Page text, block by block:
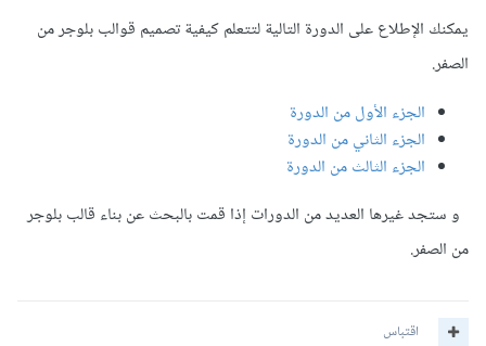
يمكنك الإطلاع على الدورة التالية لتتعلم كيفية تصميم قوالب بلوجر من
الصفر.
الجزء الأول من الدورة
الجزء الثاني من الدورة
الجزء الثالث من الدورة
و ستجد غيرها العديد من الدورات إذا قمت بالبحث عن بناء قالب بلوجر
من الصفر.
اقتباس